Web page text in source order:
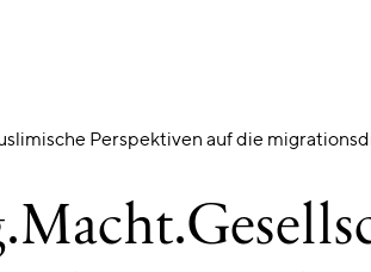
Perspektiven auf die